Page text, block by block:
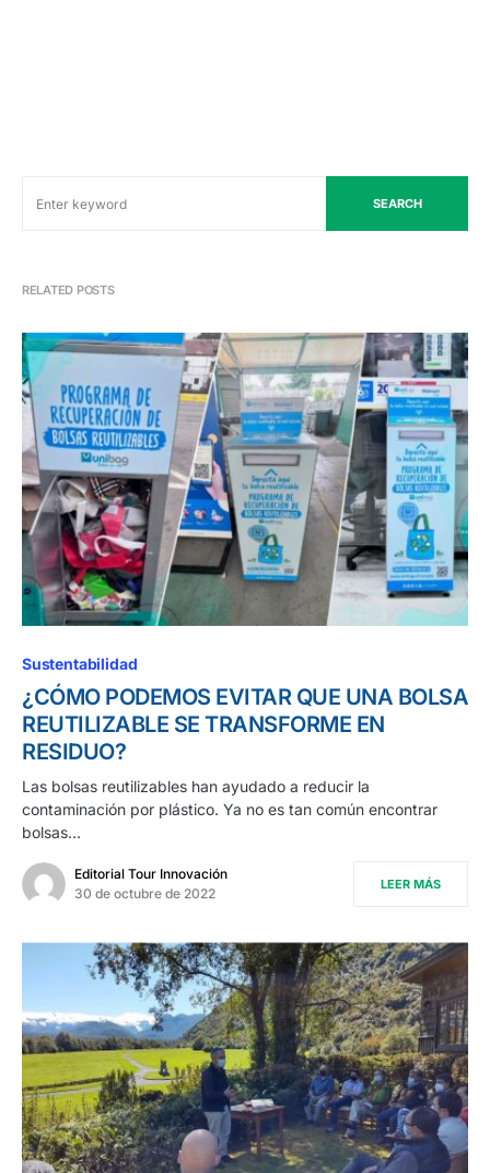
SEARCH
RELATED POSTS
Sustentabilidad
¿CÓMO PODEMOS EVITAR QUE UNA BOLSA
REUTILIZABLE SE TRANSFORME EN
RESIDUO?
Las bolsas reutilizables han ayudado a reducir la
contaminación por plástico. Ya no es tan común encontrar
bolsas…
Editorial Tour Innovación
30 de octubre de 2022
LEER MÁS